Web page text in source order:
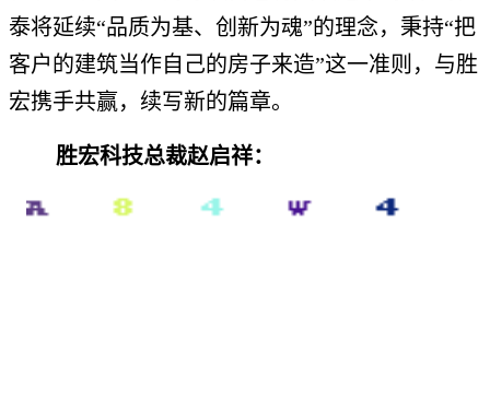
泰将延续“品质为基、创新为魂”的理念，秉持“把
客户的建筑当作自己的房子来造”这一准则，与胜
宏携手共赢，续写新的篇章。
胜宏科技总裁赵启祥：